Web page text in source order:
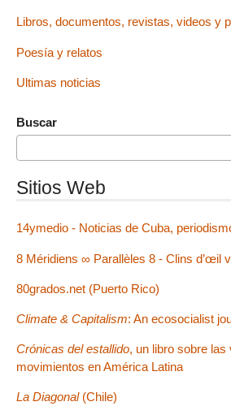
Libros, documentos, revistas, videos y
Poesía y relatos
Ultimas noticias
Buscar
Sitios Web
14ymedio - Noticias de Cuba,
8 Méridiens ∞ Parallèles 8 - Clins d’œil
80grados.net (Puerto Rico)
Climate & Capitalism: An ecosocialist
Crónicas del estallido, un libro sobre las
movimientos en América Latina
La Diagonal(Chile)